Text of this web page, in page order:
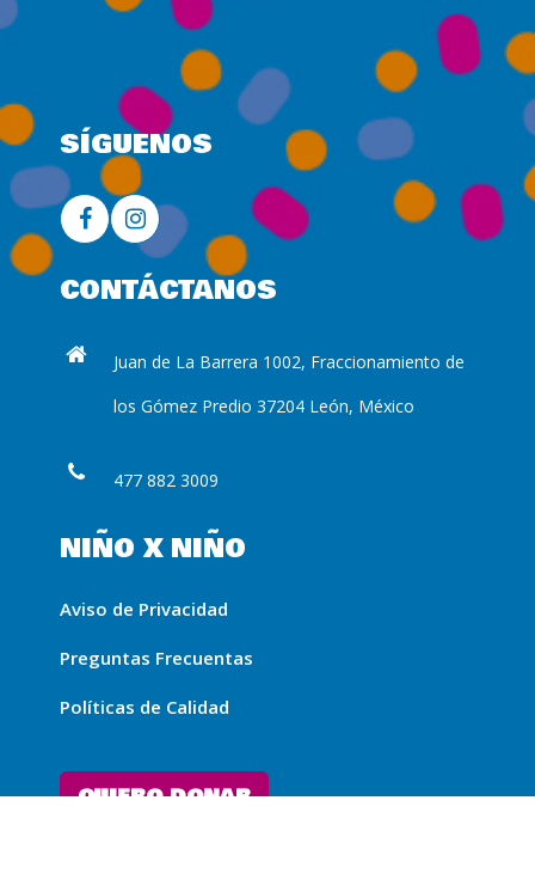
SÍGUENOS
CONTÁCTANOS
Juan de La Barrera 1002, Fraccionamiento de
los Gómez Predio 37204 León, México
477 882 3009
NIÑO X NIÑO
Aviso de Privacidad
Preguntas Frecuentas
Políticas de Calidad
QUIERO DONAR